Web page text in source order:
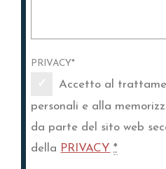
PRIVACY*
Accetto al
personali e alla
da parte del sito web
della PRIVACY *